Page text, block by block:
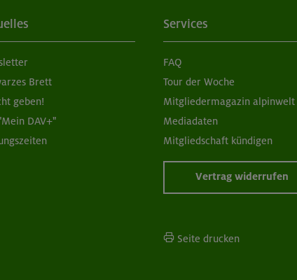
Brett
geben!
DAV+"
Services
FAQ
Tour der Woche
Mitgliedermagazin alpinwelt
Mediadaten
Mitgliedschaft kündigen
Vertrag widerrufen
Seite drucken